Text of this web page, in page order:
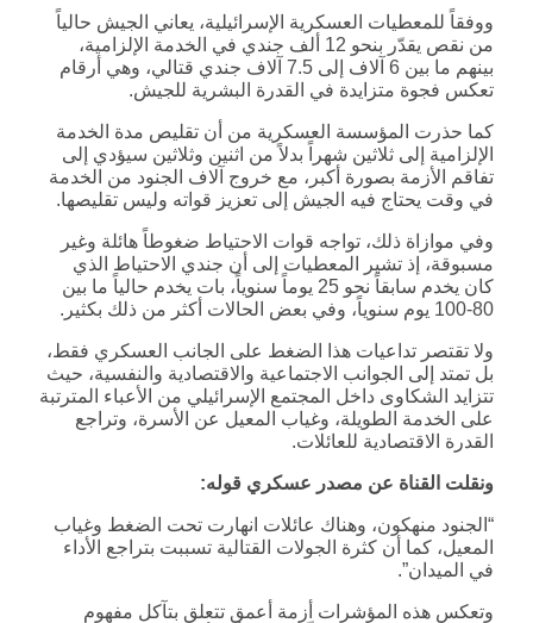
ووفقاً للمعطيات العسكرية الإسرائيلية، يعاني الجيش حالياً
من نقص يقدّر بنحو 12 ألف جندي في الخدمة الإلزامية،
بينهم ما بين 6 آلاف إلى 7.5 آلاف جندي قتالي، وهي أرقام
تعكس فجوة متزايدة في القدرة البشرية للجيش.
كما حذرت المؤسسة العسكرية من أن تقليص مدة الخدمة
الإلزامية إلى ثلاثين شهراً بدلاً من اثنين وثلاثين سيؤدي إلى
تفاقم الأزمة بصورة أكبر، مع خروج آلاف الجنود من الخدمة
في وقت يحتاج فيه الجيش إلى تعزيز قواته وليس تقليصها.
وفي موازاة ذلك، تواجه قوات الاحتياط ضغوطاً هائلة وغير
مسبوقة، إذ تشير المعطيات إلى أن جندي الاحتياط الذي
كان يخدم سابقاً نحو 25 يوماً سنوياً، بات يخدم حالياً ما بين
80-100 يوم سنوياً، وفي بعض الحالات أكثر من ذلك بكثير.
ولا تقتصر تداعيات هذا الضغط على الجانب العسكري فقط،
بل تمتد إلى الجوانب الاجتماعية والاقتصادية والنفسية، حيث
تتزايد الشكاوى داخل المجتمع الإسرائيلي من الأعباء المترتبة
على الخدمة الطويلة، وغياب المعيل عن الأسرة، وتراجع
القدرة الاقتصادية للعائلات.
ونقلت القناة عن مصدر عسكري قوله:
“الجنود منهكون، وهناك عائلات انهارت تحت الضغط وغياب
المعيل، كما أن كثرة الجولات القتالية تسببت بتراجع الأداء
في الميدان”.
وتعكس هذه المؤشرات أزمة أعمق تتعلق بتآكل مفهوم